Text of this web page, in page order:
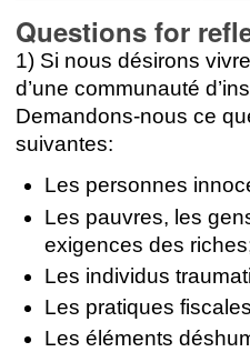
Questions for
1) Si nous désirons
d’une communauté
Demandons-nous ce
suivantes:
Les personnes
Les pauvres, les
exigences des
Les individus
Les pratiques
Les éléments